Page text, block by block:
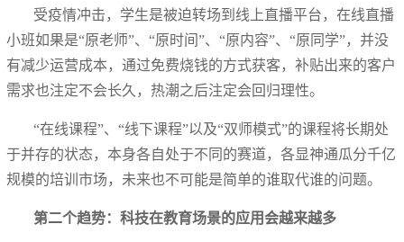
受疫情冲击，学生是被迫转场到线上直播平台，在线直播
小班如果是“原老师”、“原时间”、“原内容”、“原同学”，并没
有减少运营成本，通过免费烧钱的方式获客，补贴出来的客户
需求也注定不会长久，热潮之后注定会回归理性。
“在线课程”、“线下课程”以及“双师模式”的课程将长期处
于并存的状态，本身各自处于不同的赛道，各显神通瓜分千亿
规模的培训市场，未来也不可能是简单的谁取代谁的问题。
第二个趋势：科技在教育场景的应用会越来越多